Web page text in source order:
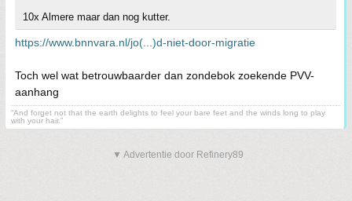
10x Almere maar dan nog kutter.
https://www.bnnvara.nl/jo(...)d-niet-door-migratie
Toch wel wat betrouwbaarder dan zondebok zoekende PVV-
aanhang
“And forget not that the earth delights to feel your bare feet and the winds long to play
with your hair.”
▼ Advertentie door Refinery89